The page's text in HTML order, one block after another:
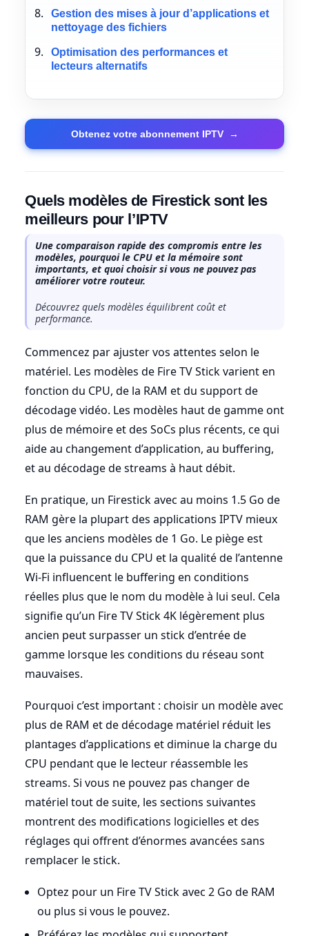
Gestion des mises à jour d’applications et
nettoyage des fichiers
Optimisation des performances et
lecteurs alternatifs
Obtenez votre abonnement IPTV →
Quels modèles de Firestick sont les
meilleurs pour l’IPTV
Une comparaison rapide des compromis entre les
modèles, pourquoi le CPU et la mémoire sont
importants, et quoi choisir si vous ne pouvez pas
améliorer votre routeur.
Découvrez quels modèles équilibrent coût et
performance.
Commencez par ajuster vos attentes selon le
matériel. Les modèles de Fire TV Stick varient en
fonction du CPU, de la RAM et du support de
décodage vidéo. Les modèles haut de gamme ont
plus de mémoire et des SoCs plus récents, ce qui
aide au changement d’application, au buffering,
et au décodage de streams à haut débit.
En pratique, un Firestick avec au moins 1.5 Go de
RAM gère la plupart des applications IPTV mieux
que les anciens modèles de 1 Go. Le piège est
que la puissance du CPU et la qualité de l’antenne
Wi-Fi influencent le buffering en conditions
réelles plus que le nom du modèle à lui seul. Cela
signifie qu’un Fire TV Stick 4K légèrement plus
ancien peut surpasser un stick d’entrée de
gamme lorsque les conditions du réseau sont
mauvaises.
Pourquoi c’est important : choisir un modèle avec
plus de RAM et de décodage matériel réduit les
plantages d’applications et diminue la charge du
CPU pendant que le lecteur réassemble les
streams. Si vous ne pouvez pas changer de
matériel tout de suite, les sections suivantes
montrent des modifications logicielles et des
réglages qui offrent d’énormes avancées sans
remplacer le stick.
Optez pour un Fire TV Stick avec 2 Go de RAM
ou plus si vous le pouvez.